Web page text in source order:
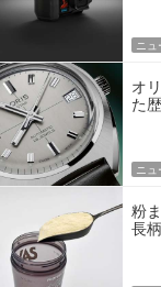
ニュ
オ
た
ニュ
粉
長